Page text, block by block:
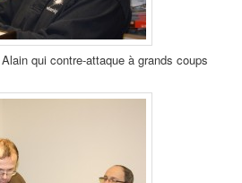
qui contre-attaque à grands coups